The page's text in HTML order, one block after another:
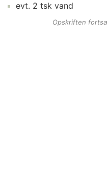
evt. 2 tsk vand
Opskriften